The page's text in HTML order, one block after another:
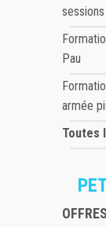
Pau
armée
Toutes
OFFRES